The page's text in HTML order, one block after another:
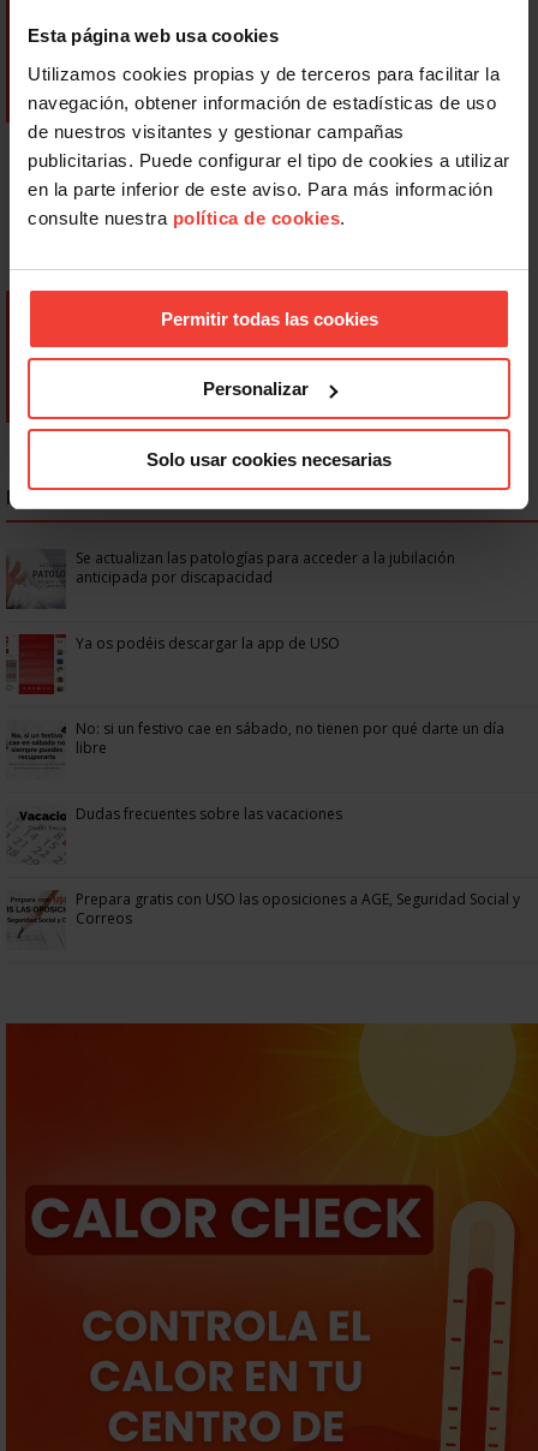
Esta página web usa cookies
Utilizamos cookies propias y de terceros para facilitar la
navegación, obtener información de estadísticas de uso
de nuestros visitantes y gestionar campañas
publicitarias. Puede configurar el tipo de cookies a utilizar
en la parte inferior de este aviso. Para más información
consulte nuestra política de cookies.
Permitir todas las cookies
Personalizar
Solo usar cookies necesarias
NOTICIAS MÁS LEÍDAS
Se actualizan las patologías para acceder a la jubilación
anticipada por discapacidad
Ya os podéis descargar la app de USO
No: si un festivo cae en sábado, no tienen por qué darte un día
libre
Dudas frecuentes sobre las vacaciones
Prepara gratis con USO las oposiciones a AGE, Seguridad Social y
Correos